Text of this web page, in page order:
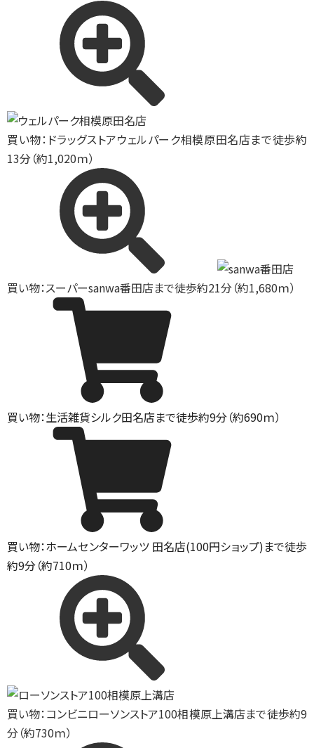
買い物：ドラッグストアウェルパーク相模原田名店まで徒歩約
13分（約1,020ｍ）
買い物：スーパーsanwa番田店まで徒歩約21分（約1,680ｍ）
買い物：生活雑貨シルク田名店まで徒歩約9分（約690ｍ）
買い物：ホームセンターワッツ 田名店(100円ショップ)まで徒歩
約9分（約710ｍ）
買い物：コンビニローソンストア100相模原上溝店まで徒歩約9
分（約730ｍ）